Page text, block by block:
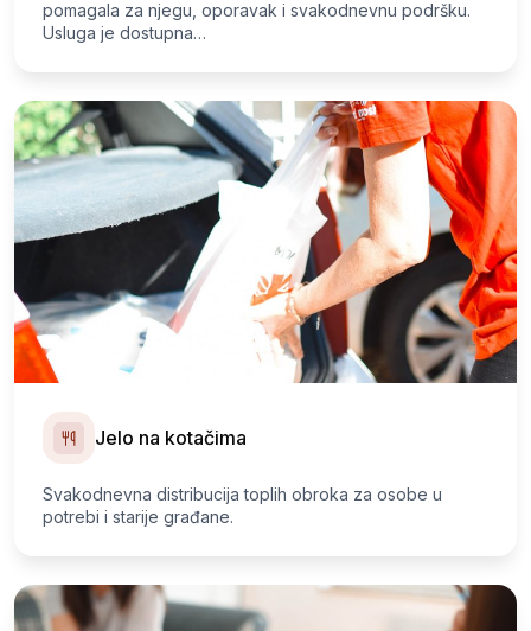
pomagala za njegu, oporavak i svakodnevnu podršku.
Usluga je dostupna…
Jelo na kotačima
Svakodnevna distribucija toplih obroka za osobe u
potrebi i starije građane.